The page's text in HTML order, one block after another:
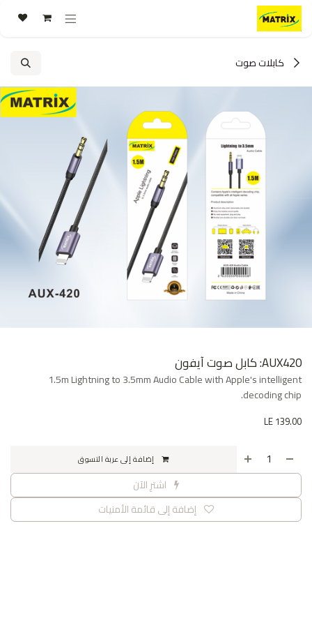
تخطي للذهاب إلى المحتوى
كابلات صوت
AUX420: كابل صوت آيفون
1.5m Lightning to 3.5mm Audio Cable with Apple's intelligent
decoding chip.
139.00
إضافة إلى قائمة الأمنيات